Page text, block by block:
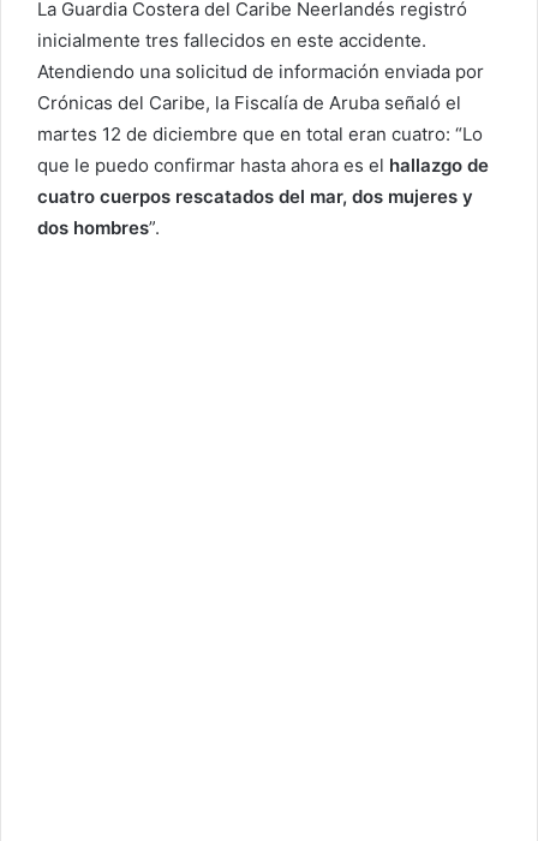
La Guardia Costera del Caribe Neerlandés registró
inicialmente tres fallecidos en este accidente.
Atendiendo una solicitud de información enviada por
Crónicas del Caribe, la Fiscalía de Aruba señaló el
martes 12 de diciembre que en total eran cuatro: “Lo
que le puedo confirmar hasta ahora es el hallazgo de
cuatro cuerpos rescatados del mar, dos mujeres y
dos hombres”.